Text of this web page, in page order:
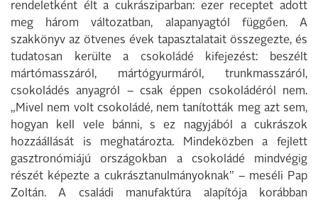
rendeletként élt a cukrásziparban: ezer receptet adott
meg három változatban, alapanyagtól függően. A
szakkönyv az ötvenes évek tapasztalatait összegezte, és
tudatosan kerülte a csokoládé kifejezést: beszélt
mártómasszáról, mártógyurmáról, trunkmasszáról,
csokoládés anyagról – csak éppen csokoládéról nem.
„Mivel nem volt csokoládé, nem tanították meg azt sem,
hogyan kell vele bánni, s ez nagyjából a cukrászok
hozzáállását is meghatározta. Mindeközben a fejlett
gasztronómiájú országokban a csokoládé mindvégig
részét képezte a cukrásztanulmányoknak” – meséli Pap
Zoltán. A családi manufaktúra alapítója korábban